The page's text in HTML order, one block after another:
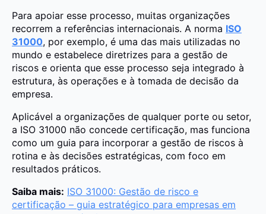
Para apoiar esse processo, muitas organizações
recorrem a referências internacionais. A norma ISO
31000, por exemplo, é uma das mais utilizadas no
mundo e estabelece diretrizes para a gestão de
riscos e orienta que esse processo seja integrado à
estrutura, às operações e à tomada de decisão da
empresa.
Aplicável a organizações de qualquer porte ou setor,
a ISO 31000 não concede certificação, mas funciona
como um guia para incorporar a gestão de riscos à
rotina e às decisões estratégicas, com foco em
resultados práticos.
Saiba mais: ISO 31000: Gestão de risco e
certificação – guia estratégico para empresas em